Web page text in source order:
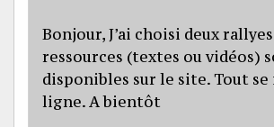
Bonjour, J’ai choisi deux
ressources (textes ou vidéos)
disponibles sur le site. Tout
ligne. A bientôt